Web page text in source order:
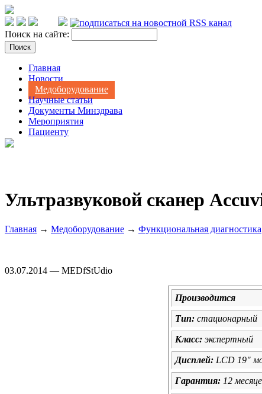
Поиск на сайте:
Главная
Новости
Медоборудование
Научные статьи
Документы Минздрава
Мероприятия
Пациенту
Ультразвуковой сканер
Главная → Медоборудование → Функциональная диагностика
03.07.2014 — MEDfStUdio
Производится
Тип: стационарный
Класс: экспертный
Дисплей: LCD 19"
Гарантия: 12